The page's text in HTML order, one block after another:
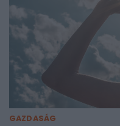
GAZDASÁG